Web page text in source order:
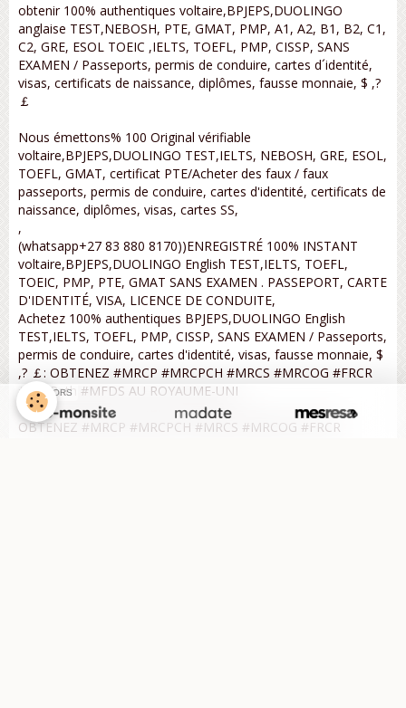
obtenir 100% authentiques voltaire,BPJEPS,DUOLINGO
anglaise TEST,NEBOSH, PTE, GMAT, PMP, A1, A2, B1, B2, C1,
C2, GRE, ESOL TOEIC ,IELTS, TOEFL, PMP, CISSP, SANS
EXAMEN / Passeports, permis de conduire, cartes d´identité,
visas, certificats de naissance, diplômes, fausse monnaie, $ ,?
￡
Nous émettons% 100 Original vérifiable
voltaire,BPJEPS,DUOLINGO TEST,IELTS, NEBOSH, GRE, ESOL,
TOEFL, GMAT, certificat PTE/Acheter des faux / faux
passeports, permis de conduire, cartes d'identité, certificats de
naissance, diplômes, visas, cartes SS,
,
(whatsapp+27 83 880 8170))ENREGISTRÉ 100% INSTANT
voltaire,BPJEPS,DUOLINGO English TEST,IELTS, TOEFL,
TOEIC, PMP, PTE, GMAT SANS EXAMEN . PASSEPORT, CARTE
D'IDENTITÉ, VISA, LICENCE DE CONDUITE,
Achetez 100% authentiques BPJEPS,DUOLINGO English
TEST,IELTS, TOEFL, PMP, CISSP, SANS EXAMEN / Passeports,
permis de conduire, cartes d'identité, visas, fausse monnaie, $
,? ￡: OBTENEZ #MRCP #MRCPCH #MRCS #MRCOG #FRCR
#FRCPath #MFDS AU ROYAUME-UNI
OBTENEZ #MRCP #MRCPCH #MRCS #MRCOG #FRCR
SPONSORS